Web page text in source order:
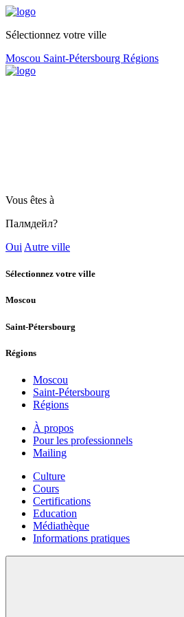
Sélectionnez votre ville
Moscou Saint-Pétersbourg Régions
Vous êtes à
Палмдейл?
Oui Autre ville
Sélectionnez votre ville
Moscou
Saint-Pétersbourg
Régions
Moscou
Saint-Pétersbourg
Régions
À propos
Pour les professionnels
Mailing
Culture
Cours
Certifications
Education
Médiathèque
Informations pratiques